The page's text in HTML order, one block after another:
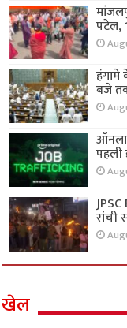
पटेल,
हंगामे
बजे
रांची
खेल